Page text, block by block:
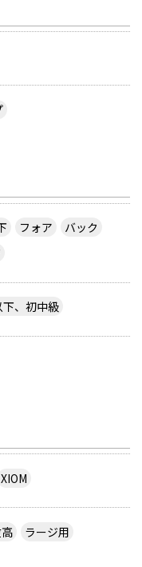
フォア
バック
下、初中級
XIOM
ラージ用